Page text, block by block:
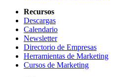
Recursos
Descargas
Calendario
Newsletter
Directorio de Empresas
Herramientas de Marketing
Cursos de Marketing